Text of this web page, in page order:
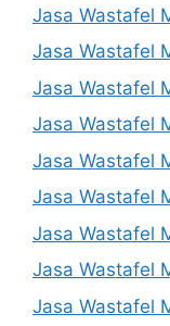
Jasa Wastafel
Jasa Wastafel
Jasa Wastafel
Jasa Wastafel
Jasa Wastafel
Jasa Wastafel
Jasa Wastafel
Jasa Wastafel
Jasa Wastafel